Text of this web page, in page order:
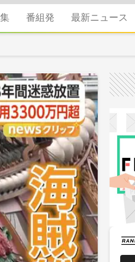
番組発 最新ニュース